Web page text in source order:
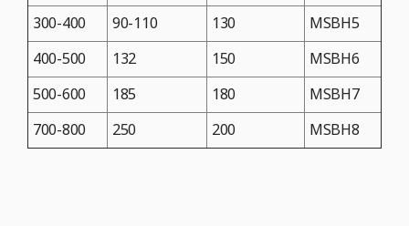
MSBH5
130
90-110
300-400
MSBH6
150
132
400-500
MSBH7
180
185
500-600
MSBH8
200
250
700-800